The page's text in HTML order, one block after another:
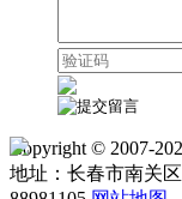
Copyright © 2007-
地址：长春市南关